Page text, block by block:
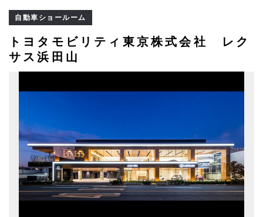
自動車ショールーム
トヨタモビリティ東京株式会社 レク
サス浜田山